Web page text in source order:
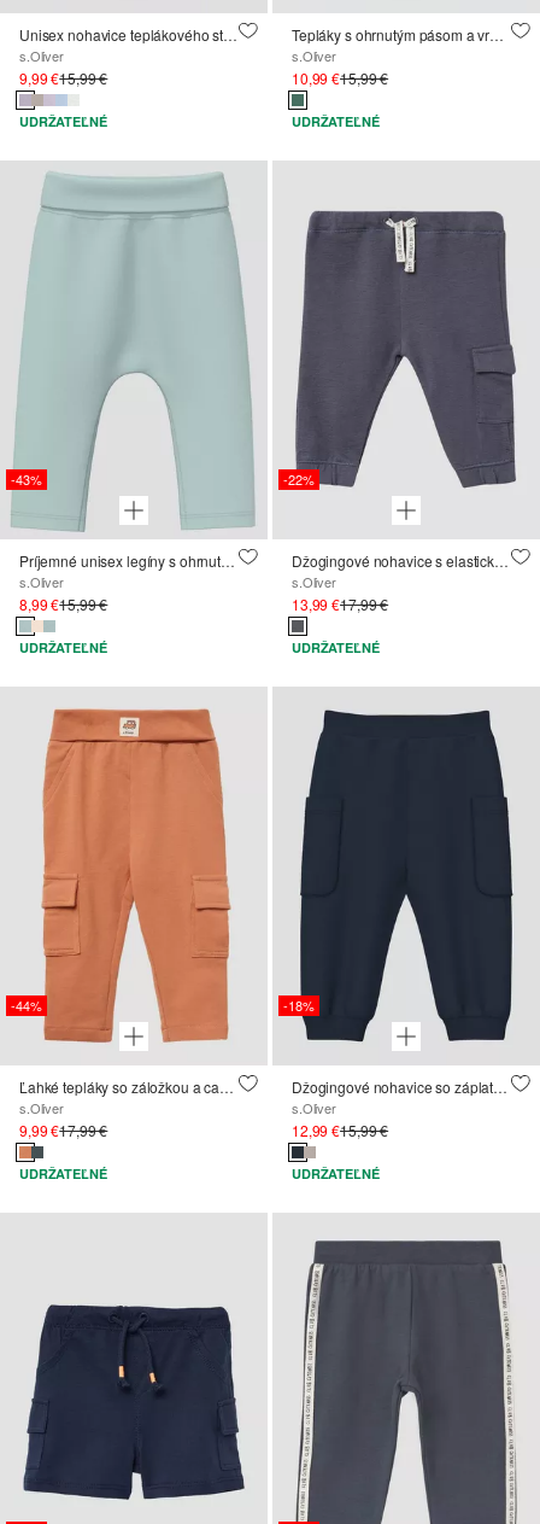
Unisex nohavice teplákového strihu s ohrnutým pásom
s.Oliver
9,99 €15,99 €
UDRŽATEĽNÉ
Tepláky s ohrnutým pásom a vreckami
s.Oliver
10,99 €15,99 €
UDRŽATEĽNÉ
-43%
Príjemné unisex legíny s ohrnutým pásom
s.Oliver
8,99 €15,99 €
UDRŽATEĽNÉ
-22%
Džogingové nohavice s elastickým pásom z textúrovaného džerseja
s.Oliver
13,99 €17,99 €
UDRŽATEĽNÉ
-44%
Ľahké tepláky so záložkou a cargo vreckami
s.Oliver
9,99 €17,99 €
UDRŽATEĽNÉ
-18%
Džogingové nohavice so záplatovanými vreckami
s.Oliver
12,99 €15,99 €
UDRŽATEĽNÉ